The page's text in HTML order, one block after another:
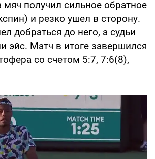
мяч получил сильное обратное
и резко ушел в сторону.
добраться до него, а судьи
эйс. Матч в итоге завершился
со счетом 5:7, 7:6(8),